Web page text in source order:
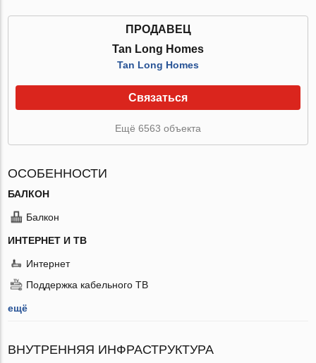
ПРОДАВЕЦ
Tan Long Homes
Tan Long Homes
Связаться
Ещё 6563 объекта
ОСОБЕННОСТИ
БАЛКОН
Балкон
ИНТЕРНЕТ И ТВ
Интернет
Поддержка кабельного ТВ
ещё
ВНУТРЕННЯЯ ИНФРАСТРУКТУРА